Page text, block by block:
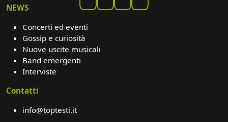
NEWS
Concerti ed eventi
Gossip e curiosità
Nuove uscite musicali
Band emergenti
Interviste
Contatti
info@toptesti.it